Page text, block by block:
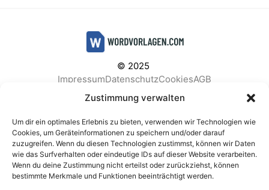
Zustimmung verwalten
Um dir ein optimales Erlebnis zu bieten, verwenden wir Technologien wie
Cookies, um Geräteinformationen zu speichern und/oder darauf
zuzugreifen. Wenn du diesen Technologien zustimmst, können wir Daten
wie das Surfverhalten oder eindeutige IDs auf dieser Website verarbeiten.
Wenn du deine Zustimmung nicht erteilst oder zurückziehst, können
bestimmte Merkmale und Funktionen beeinträchtigt werden.
© 2025
ImpressumDatenschutzCookiesAGB
Facebook
Instagram
BELIEBTE KATEGORIEN
Berichte & Analysen Business
Einkauf & Beschaffung